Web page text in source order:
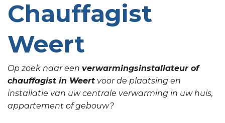
Chauffagist
Weert
Op zoek naar een verwarmingsinstallateur of
chauffagist in Weert voor de plaatsing en
installatie van uw centrale verwarming in uw huis,
appartement of gebouw?